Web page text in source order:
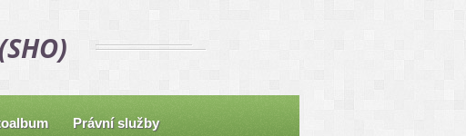
Právní služby